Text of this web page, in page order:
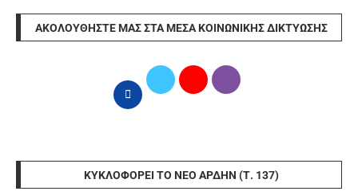
ΑΚΟΛΟΥΘΉΣΤΕ ΜΑΣ ΣΤΑ ΜΈΣΑ ΚΟΙΝΩΝΙΚΉΣ ΔΙΚΤΎΩΣΗΣ
ΚΥΚΛΟΦΟΡΕΊ ΤΟ ΝΈΟ ΆΡΔΗΝ (Τ. 137)